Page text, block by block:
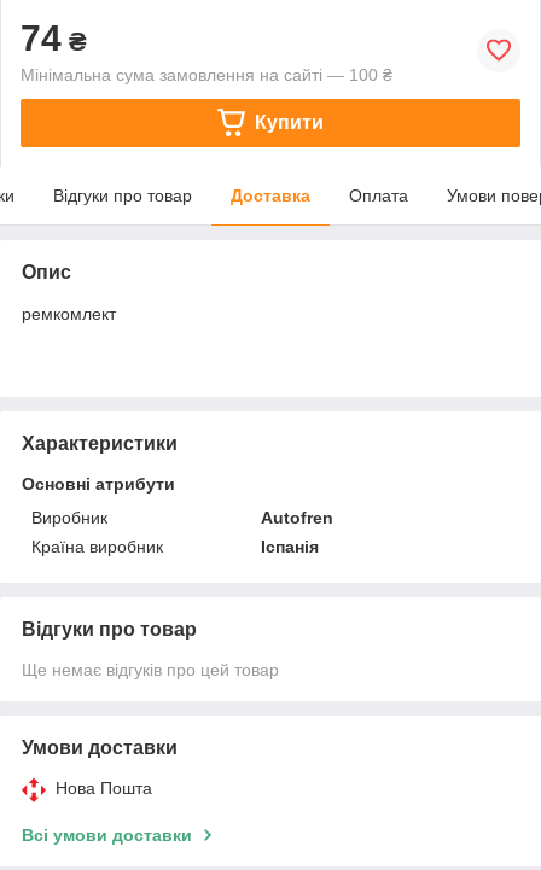
74 ₴
Мінімальна сума замовлення на сайті — 100 ₴
Купити
Відгуки про товар Доставка Оплата Умови
Опис
ремкомлект
Характеристики
Основні атрибути
Виробник
Autofren
Країна виробник
Іспанія
Відгуки про товар
Ще немає відгуків про цей товар
Умови доставки
Нова Пошта
Всі умови доставки